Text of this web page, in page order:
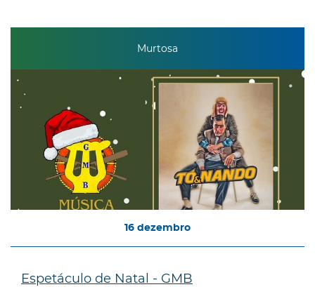
Murtosa
16 dezembro
Espetáculo de Natal - GMB